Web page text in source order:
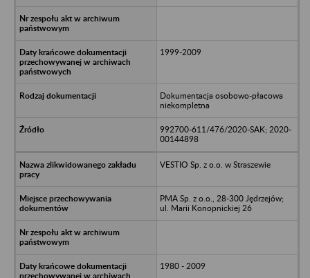
1999-2009
Dokumentacja osobowo-płacowa
niekompletna
992700-611/476/2020-SAK; 2020-
00144898
VESTIO Sp. z o.o. w Straszewie
PMA Sp. z o.o., 28-300 Jędrzejów;
ul. Marii Konopnickiej 26
1980 - 2009